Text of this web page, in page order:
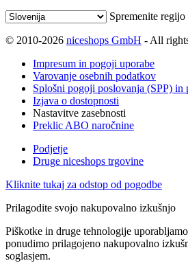
Spremenite
© 2010-2026 niceshops GmbH - All
Impresum in pogoji uporabe
Varovanje osebnih podatkov
Splošni pogoji poslovanja (SPP) in
Izjava o dostopnosti
Nastavitve zasebnosti
Preklic ABO naročnine
Podjetje
Druge niceshops trgovine
Kliknite tukaj za odstop od pogodbe
Prilagodite svojo nakupovalno izkušnjo
Piškotke in druge tehnologije
ponudimo prilagojeno nakupovalno
soglasjem.